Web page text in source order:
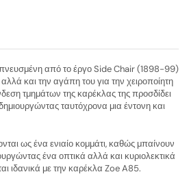
από το έργο Side Chair (1898-99)
και την αγάπη του για την χειροποίητη
τμημάτων της καρέκλας της προσδίδει
ταυτόχρονα μια έντονη και
ως ένα ενιαίο κομμάτι, καθώς μπαίνουν
ένα οπτικά αλλά και κυριολεκτικά
ιδανικά με την καρέκλα Zoe A85.